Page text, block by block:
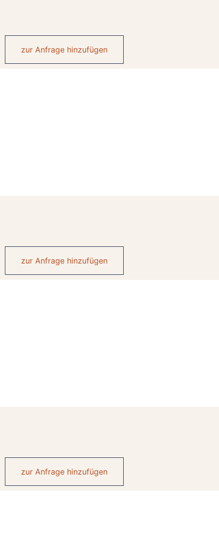
zur Anfrage hinzufügen
zur Anfrage hinzufügen
zur Anfrage hinzufügen